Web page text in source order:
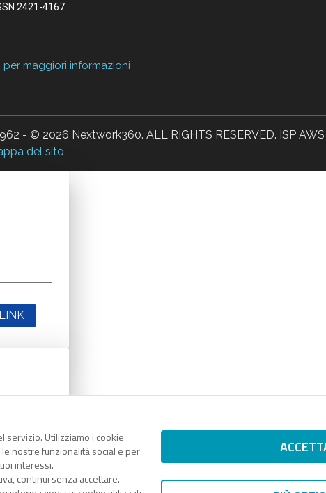
servizio. Utilizziamo i cookie
nostre funzionalità social e per
interessi.
continui senza accettare.
2421-4167
maggiori informazioni
- © 2026 Nextwork360. ALL RIGHTS RESERVED. ISP AWS
del sito